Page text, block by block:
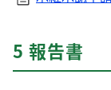
5 報告書